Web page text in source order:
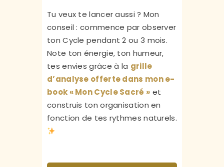
Tu veux te lancer aussi ? Mon
conseil : commence par observer
ton Cycle pendant 2 ou 3 mois.
Note ton énergie, ton humeur,
tes envies grâce à la grille
d’analyse offerte dans mon e-
book « Mon Cycle Sacré » et
construis ton organisation en
fonction de tes rythmes naturels.